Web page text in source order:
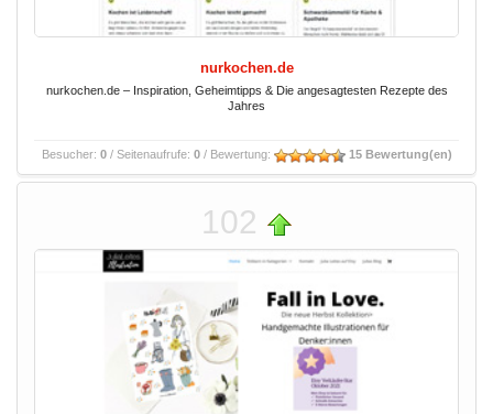
nurkochen.de
nurkochen.de – Inspiration, Geheimtipps & Die angesagtesten Rezepte des
Jahres
Besucher: 0/ Seitenaufrufe: 0/ Bewertung: 15 Bewertung(en)
102